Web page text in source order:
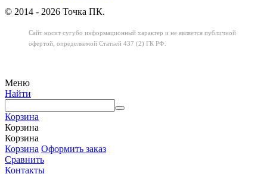
© 2014 - 2026 Точка ПК.
Сайт носит сугубо информационный характер и не является публичной
офертой, определяемой Статьей 437 (2) ГК РФ.
Меню
Найти
Корзина
Корзина
Корзина
Корзина Оформить заказ
Сравнить
Контакты